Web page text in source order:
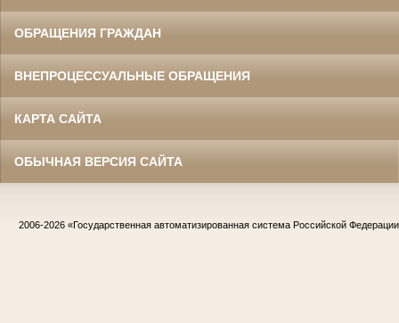
ОБРАЩЕНИЯ ГРАЖДАН
ВНЕПРОЦЕССУАЛЬНЫЕ ОБРАЩЕНИЯ
КАРТА САЙТА
ОБЫЧНАЯ ВЕРСИЯ САЙТА
2006-2026 «Государственная автоматизированная система Российской